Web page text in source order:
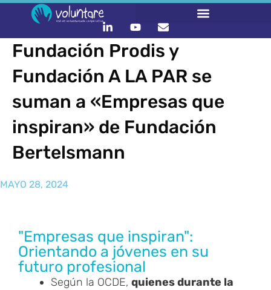
Fundación Prodis y
Fundación A LA PAR se
suman a «Empresas que
inspiran» de Fundación
Bertelsmann
MAYO 28, 2024
"Empresas que inspiran":
Orientando a jóvenes en su
futuro profesional
Según la OCDE, quienes durante la